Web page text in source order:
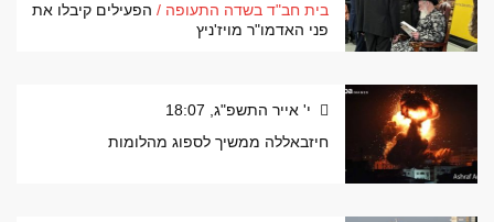
בית חב"ד בשדה התעופה / הפעילים קיבלו את
פני האדמו"ר מויז'ניץ
י' אייר התשפ"ג, 18:07
חיזבאללה ממשיך לספוג מהלומות